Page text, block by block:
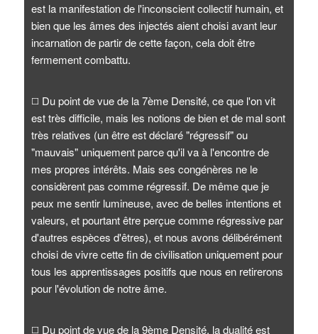
est la manifestation de l'inconscient collectif humain, et
bien que les âmes des injectés aient choisi avant leur
incarnation de partir de cette façon, cela doit être
fermement combattu.
◻️ Du point de vue de la 7ème Densité, ce que l'on vit
est très difficile, mais les notions de bien et de mal sont
très relatives (un être est déclaré "régressif" ou
"mauvais" uniquement parce qu'il va à l'encontre de
mes propres intérêts. Mais ses congénères ne le
considèrent pas comme régressif. De même que je
peux me sentir lumineuse, avec de belles intentions et
valeurs, et pourtant être perçue comme régressive par
d'autres espèces d'êtres), et nous avons délibérément
choisi de vivre cette fin de civilisation uniquement pour
tous les apprentissages positifs que nous en retirerons
pour l'évolution de notre âme.
◻️ Du point de vue de la 9ème Densité, la dualité est